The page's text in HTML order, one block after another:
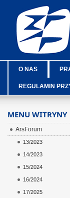
O NAS
REGULAMIN
MENU WITRYNY
ArsForum
13/2023
14/2023
15/2024
16/2024
17/2025